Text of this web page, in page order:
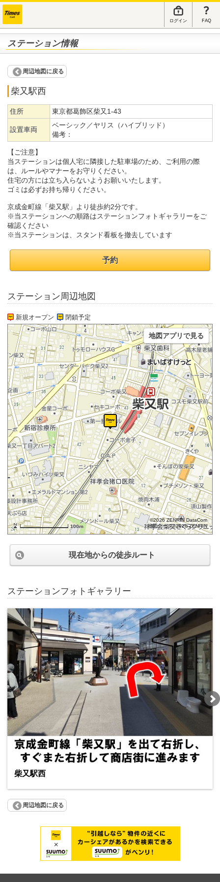
ログイン FAQ
ステーション情報
周辺地図に戻る
柴又駅西
住所 東京都葛飾区柴又1-43
設置車両
ベーシック／ヤリス（ハイブリッド）
備考：
【ご注意】
当ステーションは個人宅に隣接した駐車場のため、ご利用の際
は、ルールやマナーをお守りください。
住宅の方には立ち入らないようお願いいたします。
ゴミは必ずお持ち帰りください。
京成金町線「柴又駅」より徒歩約2分です。
※当ステーションへの順路はステーションフォトギャラリーをご
確認ください
※当ステーションは、スタンド看板を撤去しています
予約
ステーション周辺地図
新規オープン 閉鎖予定
100m
©2026 ZENRIN DataCom
地図データ©2026 ZENRIN
地図アプリで見る
現在地からの徒歩ルート
ステーションフォトギャラリー
柴又駅西
周辺地図に戻る